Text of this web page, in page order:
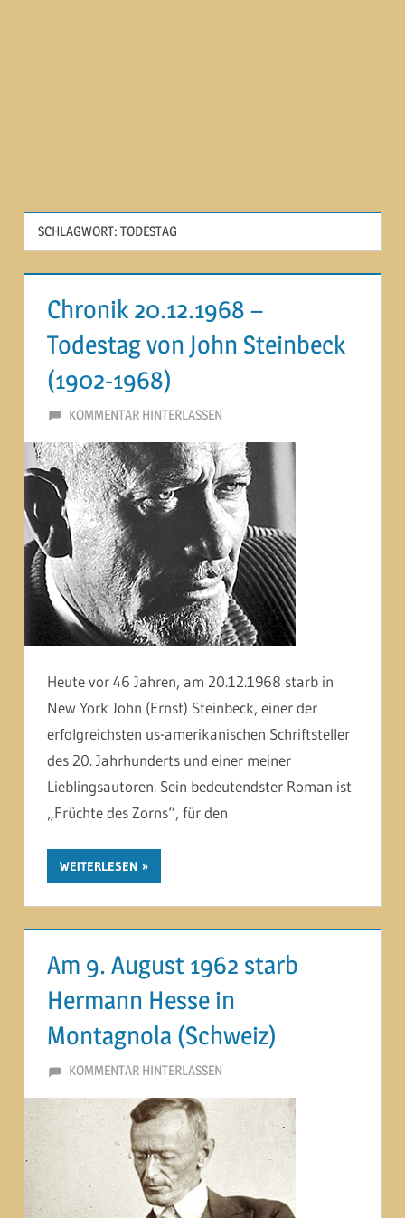
SCHLAGWORT: TODESTAG
Chronik 20.12.1968 –
Todestag von John Steinbeck
(1902-1968)
20. DEZEMBER 2014
MARTINA BERG
KOMMENTAR HINTERLASSEN
Heute vor 46 Jahren, am 20.12.1968 starb in
New York John (Ernst) Steinbeck, einer der
erfolgreichsten us-amerikanischen Schriftsteller
des 20. Jahrhunderts und einer meiner
Lieblingsautoren. Sein bedeutendster Roman ist
„Früchte des Zorns“, für den
WEITERLESEN
Am 9. August 1962 starb
Hermann Hesse in
Montagnola (Schweiz)
9. AUGUST 2012
MARTINA BERG
KOMMENTAR HINTERLASSEN